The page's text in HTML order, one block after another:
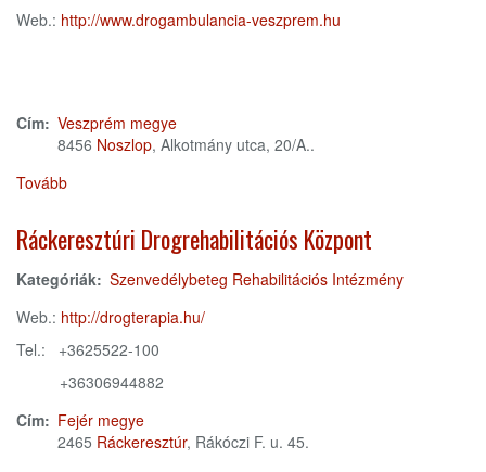
Web.: http://www.drogambulancia-veszprem.hu
Cím: Veszprém megye
8456 Noszlop, Alkotmány utca, 20/A..
Tovább
Intézménye)
Ráckeresztúri Drogrehabilitációs Központ
Kategóriák: Szenvedélybeteg Rehabilitációs Intézmény
Web.: http://drogterapia.hu/
Tel.: +3625522-100
+36306944882
Cím: Fejér megye
2465 Ráckeresztúr, Rákóczi F. u. 45.